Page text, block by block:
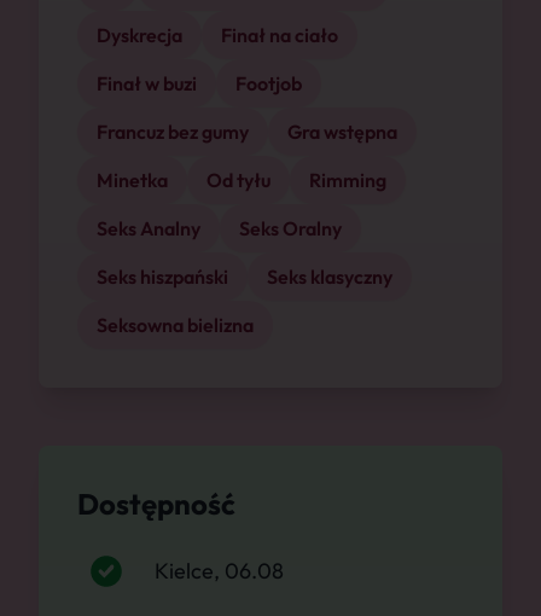
Dyskrecja
Finał na ciało
Finał w buzi
Footjob
Francuz bez gumy
Gra wstępna
Minetka
Od tyłu
Rimming
Seks Analny
Seks Oralny
Seks hiszpański
Seks klasyczny
Seksowna bielizna
Dostępność
Kielce, 06.08